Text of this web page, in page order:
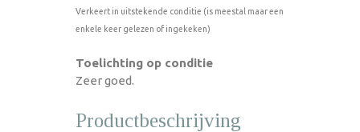
Verkeert in uitstekende conditie (is meestal maar een
enkele keer gelezen of ingekeken)
Toelichting op conditie
Zeer goed.
Productbeschrijving